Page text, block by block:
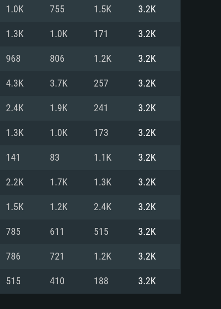
DirectX 11 ou plus et
1060 et plus, Radeon RX
Internet à haut débit
(client complet)
Vega II ou plus avec
Internet à haut débit
(client complet)
1060 avec les derniers
mois) / de même pour AMD
les derniers drivers de
(client complet)
1.0K 755 1.5K 3.2K
1.3K 1.0K 171 3.2K
968 806 1.2K 3.2K
4.3K 3.7K 257 3.2K
2.4K 1.9K 241 3.2K
1.3K 1.0K 173 3.2K
141 83 1.1K 3.2K
2.2K 1.7K 1.3K 3.2K
1.5K 1.2K 2.4K 3.2K
785 611 515 3.2K
786 721 1.2K 3.2K
515 410 188 3.2K